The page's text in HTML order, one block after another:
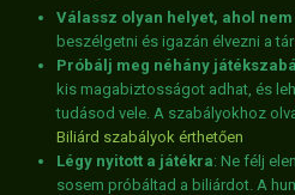
Válassz olyan helyet, ahol
beszélgetni és igazán élvezni a
Próbálj meg néhány
kis magabiztosságot adhat, és
tudásod vele. A szabályokhoz
Biliárd szabályok érthetően
Légy nyitott a játékra: Ne félj
sosem próbáltad a biliárdot. A